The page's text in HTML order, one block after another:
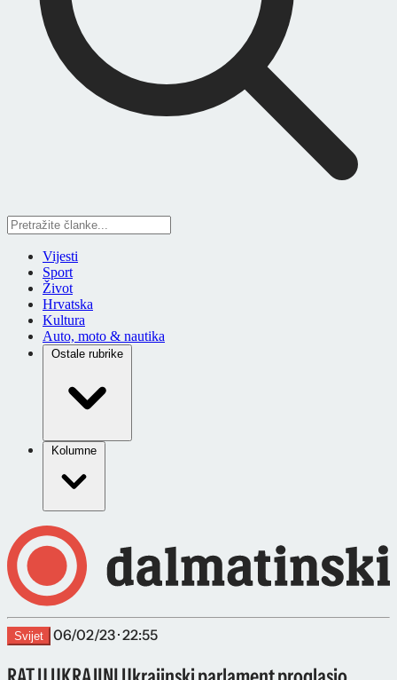
Vijesti
Sport
Život
Hrvatska
Kultura
Auto, moto & nautika
Ostale rubrike
Kolumne
Svijet 06/02/23 · 22:55